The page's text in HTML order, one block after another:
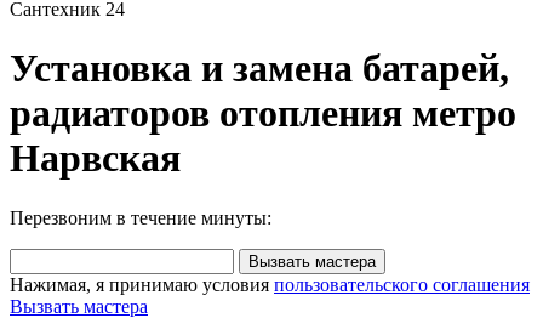
Сантехник 24
Установка и замена батарей,
радиаторов отопления метро
Нарвская
Перезвоним в течение минуты:
Вызвать мастера
Нажимая, я принимаю условия пользовательского соглашения
Вызвать мастера